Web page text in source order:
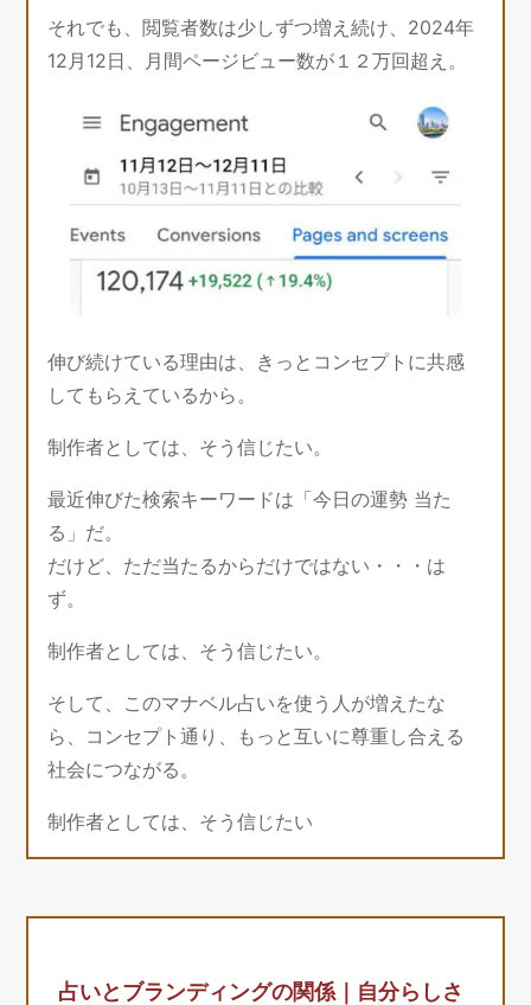
それでも、閲覧者数は少しずつ増え続け、2024年
12月12日、月間ページビュー数が１２万回超え。
伸び続けている理由は、きっとコンセプトに共感
してもらえているから。
制作者としては、そう信じたい。
最近伸びた検索キーワードは「今日の運勢 当た
る」だ。
だけど、ただ当たるからだけではない・・・は
ず。
制作者としては、そう信じたい。
そして、このマナベル占いを使う人が増えたな
ら、コンセプト通り、もっと互いに尊重し合える
社会につながる。
制作者としては、そう信じたい
占いとブランディングの関係｜自分らしさ